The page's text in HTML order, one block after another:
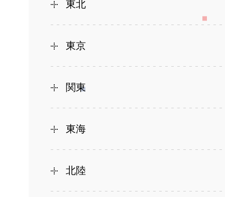
東北
東京
関東
東海
北陸